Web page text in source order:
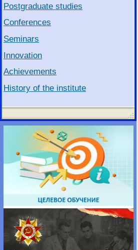
Postgraduate studies
Conferences
Seminars
Innovation
Achievements
History of the institute